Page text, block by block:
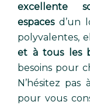
excellente
espacesd’un
polyvalentes,
et à tous les
besoins pour
N’hésitez
pour vous